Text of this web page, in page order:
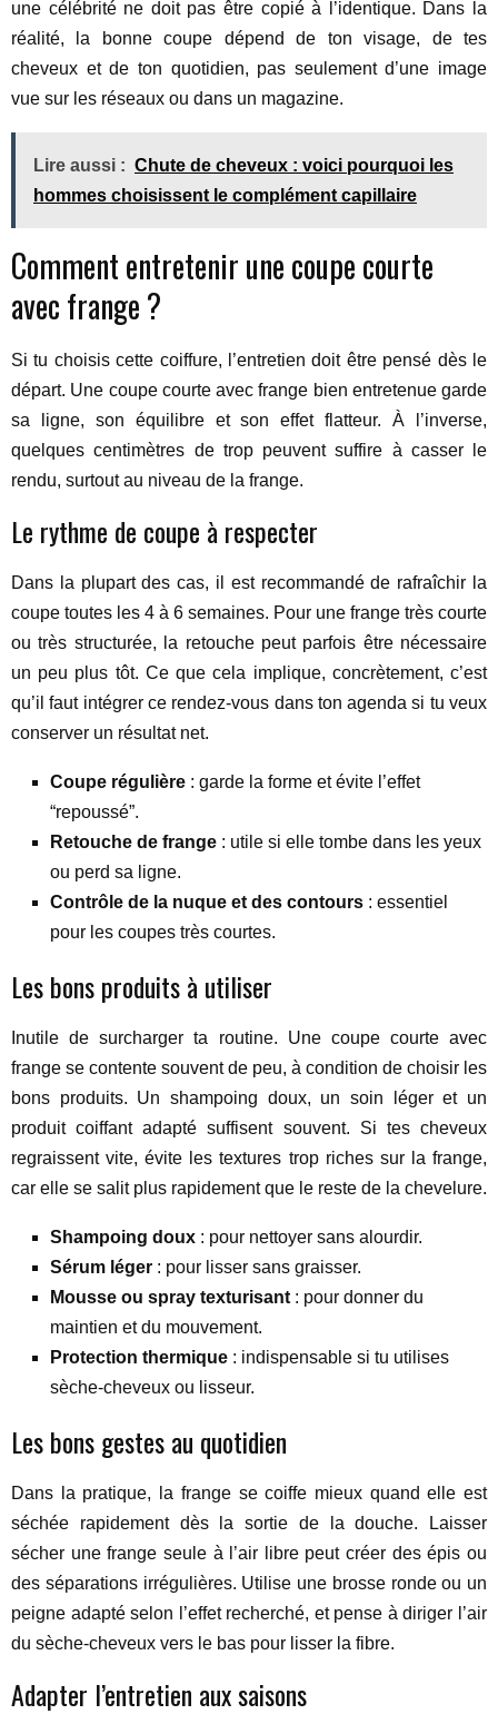
une célébrité ne doit pas être copié à l’identique. Dans la
réalité, la bonne coupe dépend de ton visage, de tes
cheveux et de ton quotidien, pas seulement d’une image
vue sur les réseaux ou dans un magazine.
Lire aussi : Chute de cheveux : voici pourquoi les
hommes choisissent le complément capillaire
Comment entretenir une coupe courte
avec frange ?
Si tu choisis cette coiffure, l’entretien doit être pensé dès le
départ. Une coupe courte avec frange bien entretenue garde
sa ligne, son équilibre et son effet flatteur. À l’inverse,
quelques centimètres de trop peuvent suffire à casser le
rendu, surtout au niveau de la frange.
Le rythme de coupe à respecter
Dans la plupart des cas, il est recommandé de rafraîchir la
coupe toutes les 4 à 6 semaines. Pour une frange très courte
ou très structurée, la retouche peut parfois être nécessaire
un peu plus tôt. Ce que cela implique, concrètement, c’est
qu’il faut intégrer ce rendez-vous dans ton agenda si tu veux
conserver un résultat net.
Coupe régulière : garde la forme et évite l’effet
“repoussé”.
Retouche de frange : utile si elle tombe dans les yeux
ou perd sa ligne.
Contrôle de la nuque et des contours : essentiel
pour les coupes très courtes.
Les bons produits à utiliser
Inutile de surcharger ta routine. Une coupe courte avec
frange se contente souvent de peu, à condition de choisir les
bons produits. Un shampoing doux, un soin léger et un
produit coiffant adapté suffisent souvent. Si tes cheveux
regraissent vite, évite les textures trop riches sur la frange,
car elle se salit plus rapidement que le reste de la chevelure.
Shampoing doux : pour nettoyer sans alourdir.
Sérum léger : pour lisser sans graisser.
Mousse ou spray texturisant : pour donner du
maintien et du mouvement.
Protection thermique : indispensable si tu utilises
sèche-cheveux ou lisseur.
Les bons gestes au quotidien
Dans la pratique, la frange se coiffe mieux quand elle est
séchée rapidement dès la sortie de la douche. Laisser
sécher une frange seule à l’air libre peut créer des épis ou
des séparations irrégulières. Utilise une brosse ronde ou un
peigne adapté selon l’effet recherché, et pense à diriger l’air
du sèche-cheveux vers le bas pour lisser la fibre.
Adapter l’entretien aux saisons